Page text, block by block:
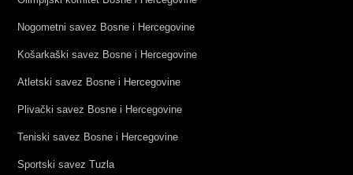
Nogometni savez Bosne i Hercegovine
Košarkaški savez Bosne i Hercegovine
Atletski savez Bosne i Hercegovine
Plivački savez Bosne i Hercegovine
Teniski savez Bosne i Hercegovine
Sportski savez Tuzla